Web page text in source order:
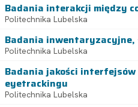
Badania interakcji między
Politechnika Lubelska
Badania inwentaryzacyjne,
Politechnika Lubelska
Badania jakości
eyetrackingu
Politechnika Lubelska